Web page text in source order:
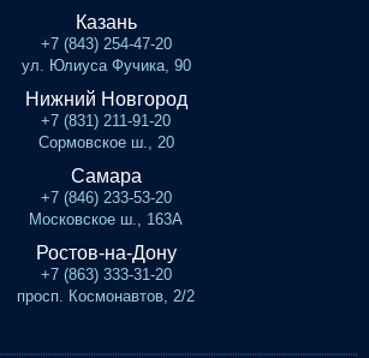
Казань
+7 (843) 254-47-20
ул. Юлиуса Фучика, 90
Нижний Новгород
+7 (831) 211-91-20
Сормовское ш., 20
Самара
+7 (846) 233-53-20
Московское ш., 163А
Ростов-на-Дону
+7 (863) 333-31-20
просп. Космонавтов, 2/2